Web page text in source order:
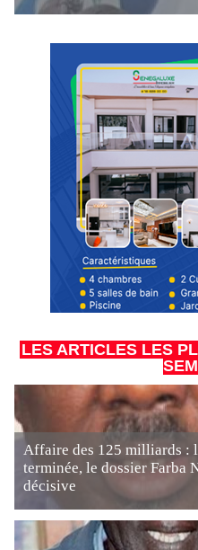
LES ARTICLES LES
Affaire des 125 milliards :
terminée, le dossier Farba
décisive